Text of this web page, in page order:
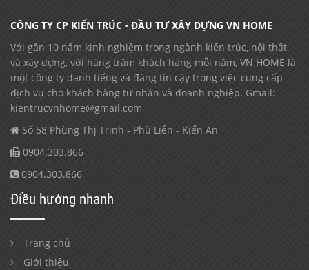
CÔNG TY CP KIẾN TRÚC - ĐẦU TƯ XÂY DỰNG VN HOME
Với gần 10 năm kinh nghiệm trong ngành kiến trúc, nội thất
và xây dựng, với hàng trăm khách hàng mỗi năm, VN HOME là
một công ty danh tiếng và đáng tin cậy trong việc cung cấp
dịch vụ cho khách hàng tư nhân và doanh nghiệp. Gmail:
kientrucvnhome@gmail.com
Số 58 Phùng Thị Trinh - Phù Liễn - Kiến An
0904.303.866
0904.303.866
Điều hướng nhanh
Trang chủ
Giới thiệu